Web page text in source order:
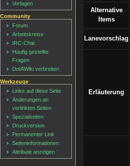
Alternative
Items
Lanevorschlag
Erläuterung
Vorlagen
Community
Forum
Arbeitskreise
IRC-Chat
Häufig gestellte
Fragen
DotAWiki verbreiten
Werkzeuge
Links auf diese Seite
Änderungen an
verlinkten Seiten
Spezialseiten
Druckversion
Permanenter Link
Seiten­informationen
Attribute anzeigen